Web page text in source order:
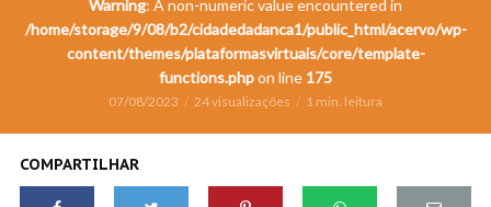
Warning: A non-numeric value encountered in
/home/storage/9/08/b2/cidadedadanca1/public_html/acervo/wp-
content/themes/plataformasvirtuais/core/template-
functions.phpon line 175
07/08/2023 24 visualizações 1 min. leitura
COMPARTILHAR